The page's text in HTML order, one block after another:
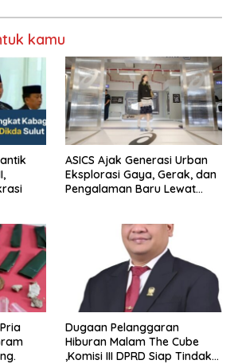
kamu
ASICS Ajak Generasi Urban
Eksplorasi Gaya, Gerak, dan
Pengalaman Baru Lewat
Dugaan Pelanggaran
Hiburan Malam The Cube
,Komisi III DPRD Siap Tindak